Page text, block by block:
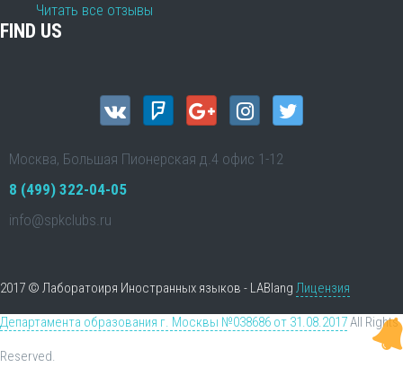
Читать все отзывы
FIND US
Москва, Большая Пионерская д.4 офис 1-12
8 (499) 322-04-05
info@spkclubs.ru
2017 © Лаборатоиря Иностранных языков - LABlang Лицензия
Департамента образования г. Москвы №038686 от 31.08.2017All Rights
Reserved.